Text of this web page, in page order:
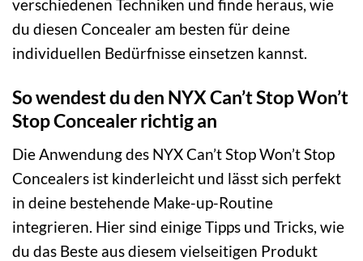
verschiedenen Techniken und finde heraus, wie
du diesen Concealer am besten für deine
individuellen Bedürfnisse einsetzen kannst.
So wendest du den NYX Can’t Stop Won’t
Stop Concealer richtig an
Die Anwendung des NYX Can’t Stop Won’t Stop
Concealers ist kinderleicht und lässt sich perfekt
in deine bestehende Make-up-Routine
integrieren. Hier sind einige Tipps und Tricks, wie
du das Beste aus diesem vielseitigen Produkt